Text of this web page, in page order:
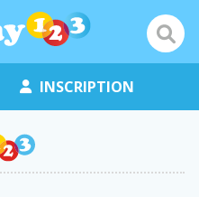
INSCRIPTION